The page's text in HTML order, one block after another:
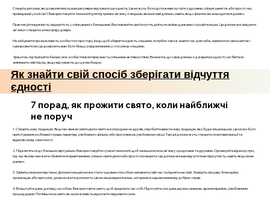
Створіть ритуали, які дозволятимуть вам регулярно відчувати цю єдність. Це можуть бути щотижневі зустрічі з друзями, спільні заняття, або просто час,
проведений у колі сім'ї. Використовуйте технології для підтримки зв'язку з людьми, які важливі для вас, навіть якщо фізично ви знаходитеся далеко.
Практикуйте вдячність і відкритість у спілкуванні з близькими. Висловлюйте свої почуття, діліться своїми думками і слухайте інших. Це допоможе зміцнити
зв'язки і створити атмосферу довіри.
Не забувайте про важливість особистого простору. Іноді, щоб зберегти єдність з іншими, потрібно також знайти час для себе, займатися самоосвітою і
саморозвитком. Це дозволить вам бути більш усвідомленими у стосунках з іншими.
Зрештою, підтримуйте баланс між особистими інтересами та спільними активностями. Визначте, що саме для вас є джерелом єдності, і не бійтеся
змінювати свій підхід, якщо відчуваєте, що це необхідно.
Як знайти свій спосіб зберігати відчуття
єдності
7 порад, як прожити свято, коли найближчі
не поруч
1. Створіть нову традицію. Якщо ви звикли святкувати свято в колі родини чи друзів, спробуйте ввести нову традицію, яка буде лише вашою. Це може бути
приготування особливої страви, перегляд улюбленого фільму або прогулянка в улюбленому місці. Такі дії допоможуть створити позитивні емоції та
відволікся від самотності.
2. Підключіться до близьких віртуально. Використовуйте сучасні технології, щоб залишатися на зв'язку з родичами та друзями. Організуйте відеозустріч,
під час якої ви зможете обмінятися привітаннями, спільно святкувати або просто поговорити. Це допоможе вам відчути їхню присутність, навіть якщо вони
далеко.
3. Займіться волонтерством. Допомога іншим може стати чудовим способом заповнити свій час та підняти настрій. Знайдіть місцеву благодійну
організацію або притулок, де ви можете допомогти. Це не лише відволіче вас, а й принесе задоволення від добрих справ.
4. Влаштуйте день догляду за собою. Використайте свято, щоб приділити час собі. Підготуйте спа-день вдома з ванною, ароматерапією, улюбленими
процедурами. Погляньте на свято як на можливість відпочити і відновити сили.